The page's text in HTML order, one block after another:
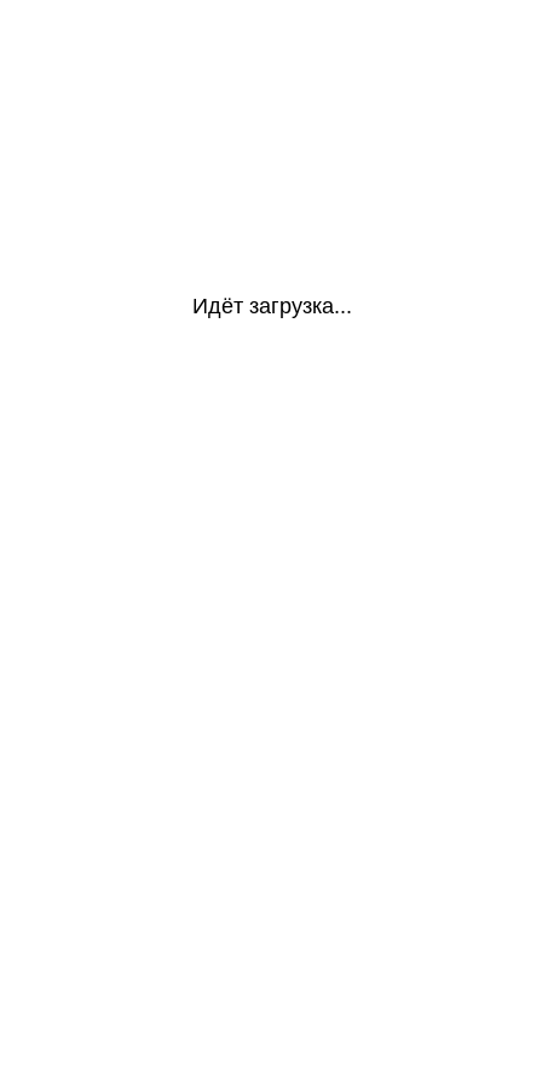
Идёт загрузка...